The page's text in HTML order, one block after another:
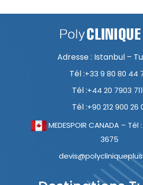
Adresse : Istanbul –
Tél :+33 9 80 80 44
Tél :+44 20 7903
Tél :+90 212 900 26
MEDESPOIR CANADA –
3675